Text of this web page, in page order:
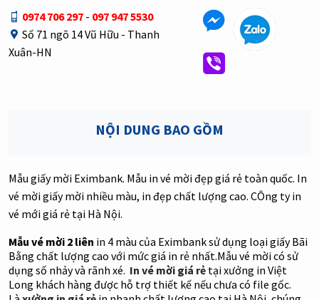
0974 706 297 - 097 947 5530
Số 71 ngõ 14 Vũ Hữu - Thanh
Xuân-HN
NỘI DUNG BAO GỒM
Mẫu giấy mời Eximbank. Mẫu in vé mời đẹp giá rẻ toàn quốc. In
vé mời giấy mời nhiều màu, in đẹp chất lượng cao. CÔng ty in
vé mới giá rẻ tại Hà Nội.
Mẫu vé mời 2 liên in 4 màu của Eximbanksử dụng loại giấy Bãi
Bằng chất lượng cao với mức giá in rẻ nhất.Mẫu vé mời có sử
dụng số nhảy và rãnh xé. In vé mời giá rẻ tại xưởng in Việt
Long khách hàng được hỗ trợ thiết kế nếu chưa có file gốc.